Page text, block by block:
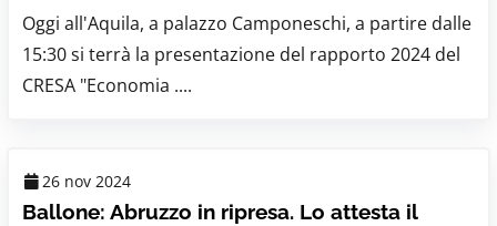
Oggi all'Aquila, a palazzo Camponeschi, a partire dalle
15:30 si terrà la presentazione del rapporto 2024 del
CRESA "Economia ....
26 nov 2024
Ballone: Abruzzo in ripresa. Lo attesta il